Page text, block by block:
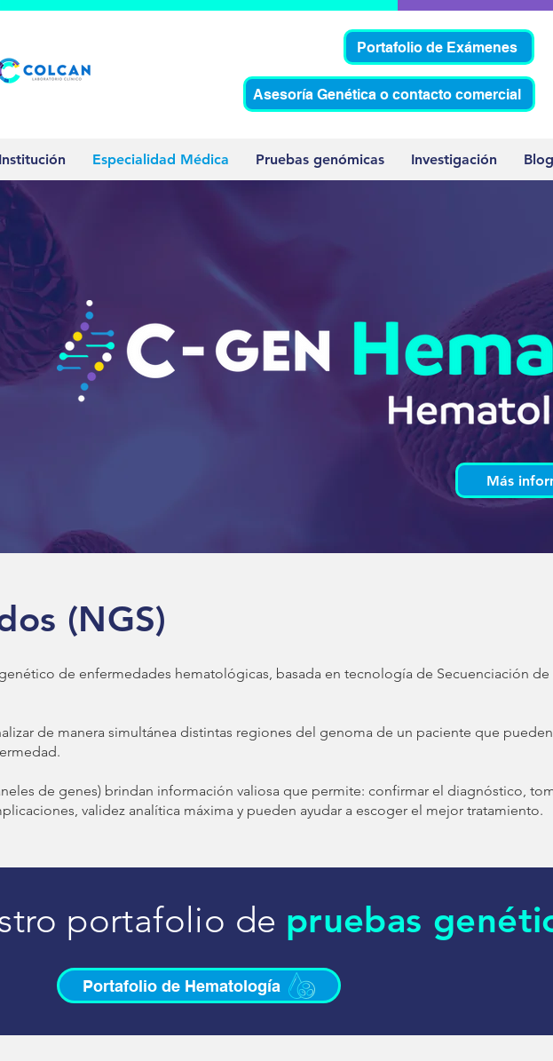
Portafolio de Exámenes
Asesoría Genética o contacto comercial
Especialidad Médica Pruebas genómicas Investigación
Más
(NGS)
de enfermedades hematológicas, basada en tecnología de Secuenciación de
de manera simultánea distintas regiones del genoma de un paciente que
de genes) brindan información valiosa que permite: confirmar el diagnóstico,
validez analítica máxima y pueden ayudar a escoger el mejor tratamiento.
portafolio de pruebas
Portafolio de Hematología